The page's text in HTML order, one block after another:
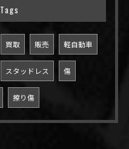
Tags
買取 販売 軽自動車
スタッドレス 傷
擦り傷